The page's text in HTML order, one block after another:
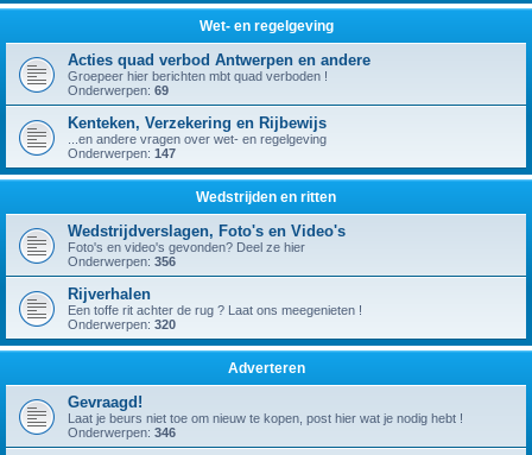
Wet- en regelgeving
Acties quad verbod Antwerpen en andere
Groepeer hier berichten mbt quad verboden !
Onderwerpen: 69
Kenteken, Verzekering en Rijbewijs
...en andere vragen over wet- en regelgeving
Onderwerpen: 147
Wedstrijden en ritten
Wedstrijdverslagen, Foto's en Video's
Foto's en video's gevonden? Deel ze hier
Onderwerpen: 356
Rijverhalen
Een toffe rit achter de rug ? Laat ons meegenieten !
Onderwerpen: 320
Adverteren
Gevraagd!
Laat je beurs niet toe om nieuw te kopen, post hier wat je nodig hebt !
Onderwerpen: 346